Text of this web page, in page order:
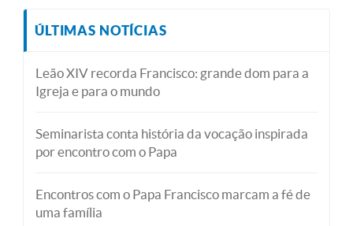
ÚLTIMAS NOTÍCIAS
Leão XIV recorda Francisco: grande dom para a
Igreja e para o mundo
Seminarista conta história da vocação inspirada
por encontro com o Papa
Encontros com o Papa Francisco marcam a fé de
uma família